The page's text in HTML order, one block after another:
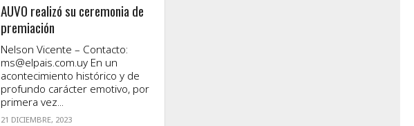
AUVO realizó su ceremonia de
premiación
Nelson Vicente – Contacto:
ms@elpais.com.uy En un
acontecimiento histórico y de
profundo carácter emotivo, por
primera vez...
21 DICIEMBRE, 2023